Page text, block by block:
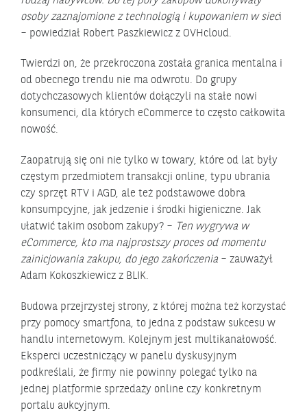
osoby zaznajomione z technologią i kupowaniem w sieci
– powiedział Robert Paszkiewicz z OVHcloud.
Twierdzi on, że przekroczona została granica mentalna i
od obecnego trendu nie ma odwrotu. Do grupy
dotychczasowych klientów dołączyli na stałe nowi
konsumenci, dla których eCommerce to często całkowita
nowość.
Zaopatrują się oni nie tylko w towary, które od lat były
częstym przedmiotem transakcji online, typu ubrania
czy sprzęt RTV i AGD, ale też podstawowe dobra
konsumpcyjne, jak jedzenie i środki higieniczne. Jak
ułatwić takim osobom zakupy? – Ten wygrywa w
eCommerce, kto ma najprostszy proces od momentu
zainicjowania zakupu, do jego zakończenia – zauważył
Adam Kokoszkiewicz z BLIK.
Budowa przejrzystej strony, z której można też korzystać
przy pomocy smartfona, to jedna z podstaw sukcesu w
handlu internetowym. Kolejnym jest multikanałowość.
Eksperci uczestniczący w panelu dyskusyjnym
podkreślali, że firmy nie powinny polegać tylko na
jednej platformie sprzedaży online czy konkretnym
portalu aukcyjnym.